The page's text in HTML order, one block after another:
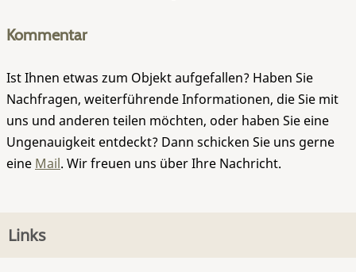
Kommentar
Ist Ihnen etwas zum Objekt aufgefallen? Haben Sie
Nachfragen, weiterführende Informationen, die Sie mit
uns und anderen teilen möchten, oder haben Sie eine
Ungenauigkeit entdeckt? Dann schicken Sie uns gerne
eine Mail. Wir freuen uns über Ihre Nachricht.
Links